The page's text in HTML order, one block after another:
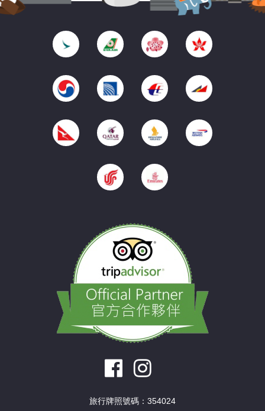
旅行牌照號碼：354024